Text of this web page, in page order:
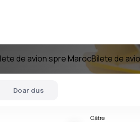
de avion spre MarocBilete de
Doar dus
Către